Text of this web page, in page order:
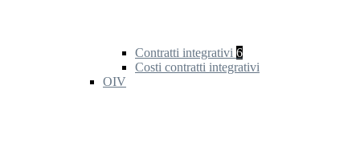
Contratti integrativi 6
Costi contratti integrativi
OIV